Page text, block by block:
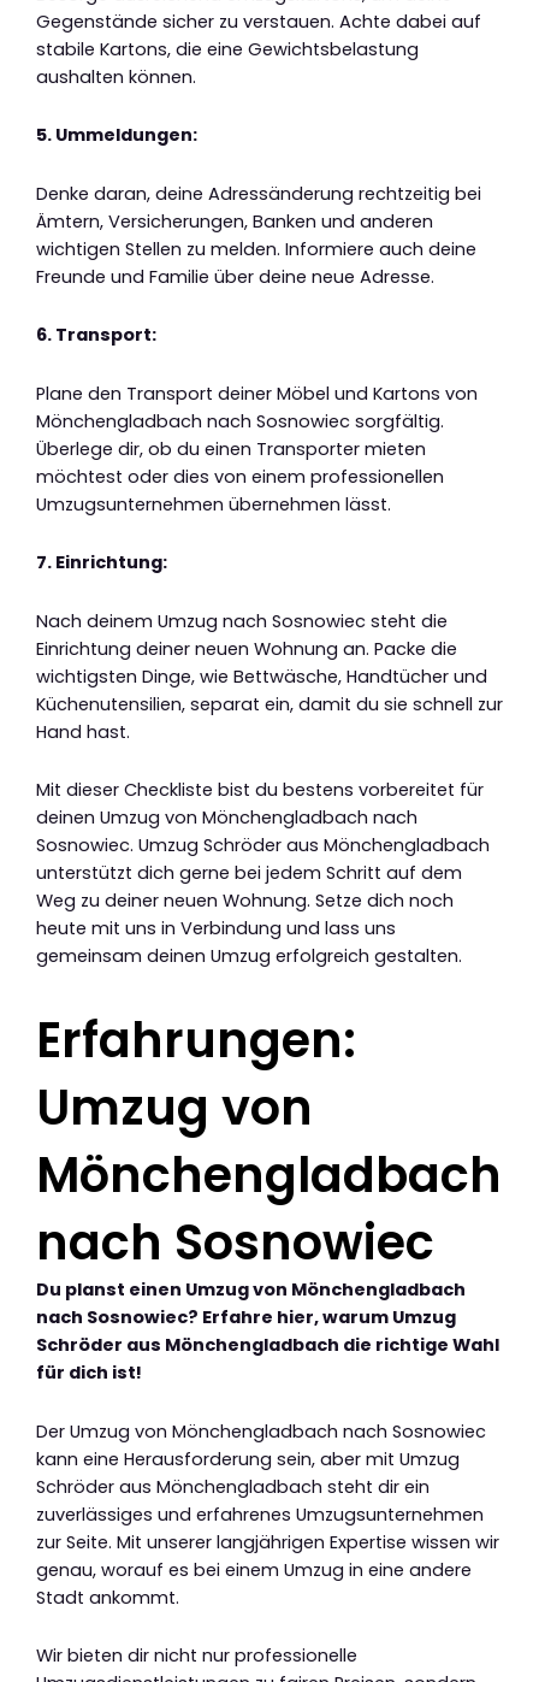
Gegenstände sicher zu verstauen. Achte dabei auf
stabile Kartons, die eine Gewichtsbelastung
aushalten können.
5. Ummeldungen:
Denke daran, deine Adressänderung rechtzeitig bei
Ämtern, Versicherungen, Banken und anderen
wichtigen Stellen zu melden. Informiere auch deine
Freunde und Familie über deine neue Adresse.
6. Transport:
Plane den Transport deiner Möbel und Kartons von
Mönchengladbach nach Sosnowiec sorgfältig.
Überlege dir, ob du einen Transporter mieten
möchtest oder dies von einem professionellen
Umzugsunternehmen übernehmen lässt.
7. Einrichtung:
Nach deinem Umzug nach Sosnowiec steht die
Einrichtung deiner neuen Wohnung an. Packe die
wichtigsten Dinge, wie Bettwäsche, Handtücher und
Küchenutensilien, separat ein, damit du sie schnell zur
Hand hast.
Mit dieser Checkliste bist du bestens vorbereitet für
deinen Umzug von Mönchengladbach nach
Sosnowiec. Umzug Schröder aus Mönchengladbach
unterstützt dich gerne bei jedem Schritt auf dem
Weg zu deiner neuen Wohnung. Setze dich noch
heute mit uns in Verbindung und lass uns
gemeinsam deinen Umzug erfolgreich gestalten.
Erfahrungen:
Umzug von
Mönchengladbach
nach Sosnowiec
Du planst einen Umzug von Mönchengladbach
nach Sosnowiec? Erfahre hier, warum Umzug
Schröder aus Mönchengladbach die richtige Wahl
für dich ist!
Der Umzug von Mönchengladbach nach Sosnowiec
kann eine Herausforderung sein, aber mit Umzug
Schröder aus Mönchengladbach steht dir ein
zuverlässiges und erfahrenes Umzugsunternehmen
zur Seite. Mit unserer langjährigen Expertise wissen wir
genau, worauf es bei einem Umzug in eine andere
Stadt ankommt.
Wir bieten dir nicht nur professionelle